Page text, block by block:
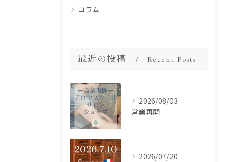
コラム
最近の投稿 Recent Posts
2026/08/03
営業再開
2026/07/20